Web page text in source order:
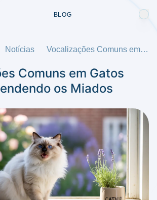
BLOG
Notícias Vocalizações Comuns em Gatos Tabby: Entendendo os Miados
Comuns em Gatos
os Miados